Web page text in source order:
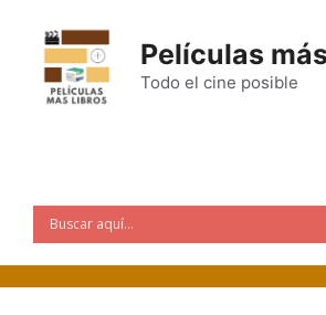
contenido
Películas
Todo el cine posible